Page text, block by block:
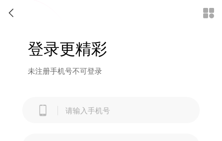

登录更精彩
未注册手机号不可登录
